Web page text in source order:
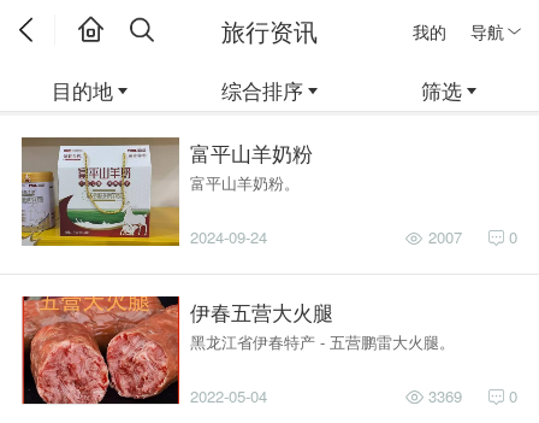
我的 导航
旅行资讯
目的地 综合排序 筛选
富平山羊奶粉
富平山羊奶粉。
2024-09-24 0
2007
伊春五营大火腿
黑龙江省伊春特产 - 五营鹏雷大火腿。
2022-05-04 0
3369